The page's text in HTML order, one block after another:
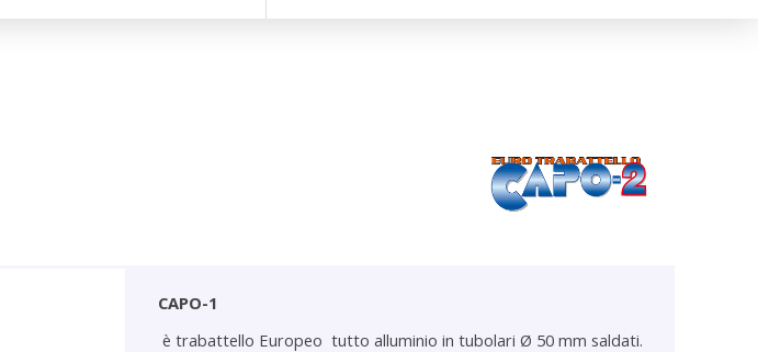
CAPO-1
è trabattello Europeo tutto alluminio in tubolari Ø 50 mm saldati.